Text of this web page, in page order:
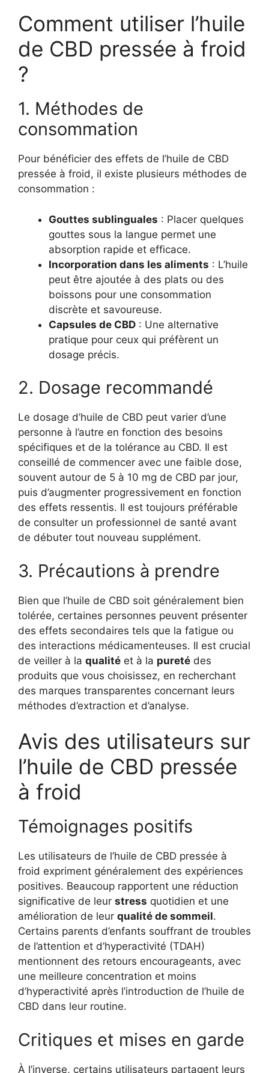
Comment utiliser l’huile
de CBD pressée à froid
?
1. Méthodes de
consommation
Pour bénéficier des effets de l’huile de CBD
pressée à froid, il existe plusieurs méthodes de
consommation :
Gouttes sublinguales : Placer quelques
gouttes sous la langue permet une
absorption rapide et efficace.
Incorporation dans les aliments : L’huile
peut être ajoutée à des plats ou des
boissons pour une consommation
discrète et savoureuse.
Capsules de CBD : Une alternative
pratique pour ceux qui préfèrent un
dosage précis.
2. Dosage recommandé
Le dosage d’huile de CBD peut varier d’une
personne à l’autre en fonction des besoins
spécifiques et de la tolérance au CBD. Il est
conseillé de commencer avec une faible dose,
souvent autour de 5 à 10 mg de CBD par jour,
puis d’augmenter progressivement en fonction
des effets ressentis. Il est toujours préférable
de consulter un professionnel de santé avant
de débuter tout nouveau supplément.
3. Précautions à prendre
Bien que l’huile de CBD soit généralement bien
tolérée, certaines personnes peuvent présenter
des effets secondaires tels que la fatigue ou
des interactions médicamenteuses. Il est crucial
de veiller à la qualité et à la pureté des
produits que vous choisissez, en recherchant
des marques transparentes concernant leurs
méthodes d’extraction et d’analyse.
Avis des utilisateurs sur
l’huile de CBD pressée
à froid
Témoignages positifs
Les utilisateurs de l’huile de CBD pressée à
froid expriment généralement des expériences
positives. Beaucoup rapportent une réduction
significative de leur stress quotidien et une
amélioration de leur qualité de sommeil.
Certains parents d’enfants souffrant de troubles
de l’attention et d’hyperactivité (TDAH)
mentionnent des retours encourageants, avec
une meilleure concentration et moins
d’hyperactivité après l’introduction de l’huile de
CBD dans leur routine.
Critiques et mises en garde
À l’inverse, certains utilisateurs partagent leurs